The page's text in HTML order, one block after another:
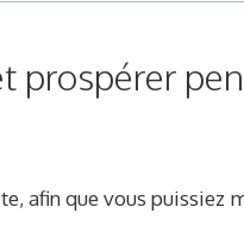
prospérer
afin que vous puissiez